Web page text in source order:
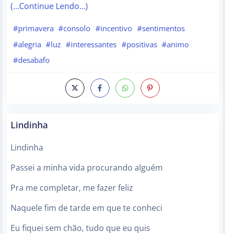
(…Continue Lendo…)
#primavera #consolo #incentivo #sentimentos
#alegria #luz #interessantes #positivas #animo
#desabafo
Lindinha
Lindinha
Passei a minha vida procurando alguém
Pra me completar, me fazer feliz
Naquele fim de tarde em que te conheci
Eu fiquei sem chão, tudo que eu quis